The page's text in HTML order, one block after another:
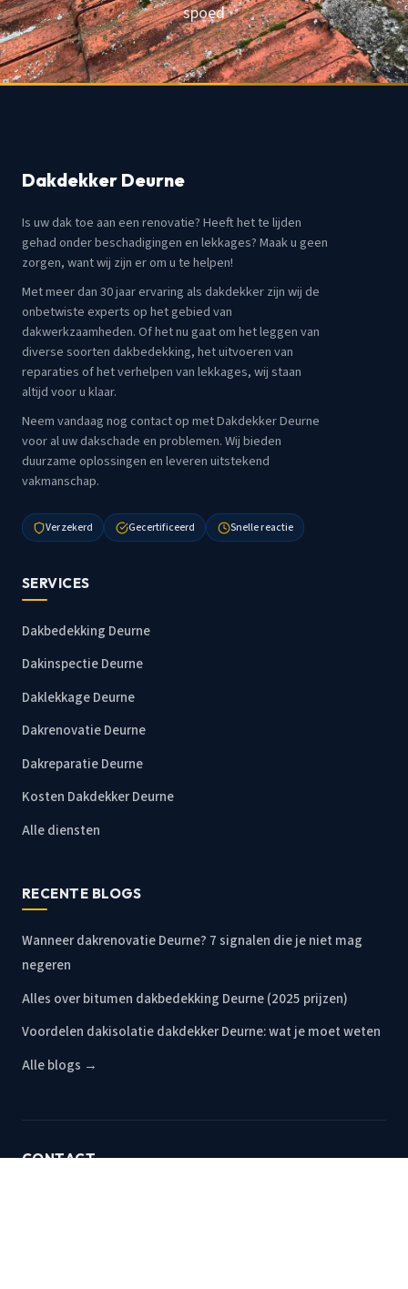
spoed
Dakdekker Deurne
Is uw dak toe aan een renovatie? Heeft het te lijden
gehad onder beschadigingen en lekkages? Maak u geen
zorgen, want wij zijn er om u te helpen!
Met meer dan 30 jaar ervaring als dakdekker zijn wij de
onbetwiste experts op het gebied van
dakwerkzaamheden. Of het nu gaat om het leggen van
diverse soorten dakbedekking, het uitvoeren van
reparaties of het verhelpen van lekkages, wij staan
altijd voor u klaar.
Neem vandaag nog contact op met Dakdekker Deurne
voor al uw dakschade en problemen. Wij bieden
duurzame oplossingen en leveren uitstekend
vakmanschap.
Verzekerd Gecertificeerd Snelle reactie
SERVICES
Dakbedekking Deurne
Dakinspectie Deurne
Daklekkage Deurne
Dakrenovatie Deurne
Dakreparatie Deurne
Kosten Dakdekker Deurne
Alle diensten
RECENTE BLOGS
Wanneer dakrenovatie Deurne? 7 signalen die je niet mag
negeren
Alles over bitumen dakbedekking Deurne (2025 prijzen)
Voordelen dakisolatie dakdekker Deurne: wat je moet weten
Alle blogs →
CONTACT